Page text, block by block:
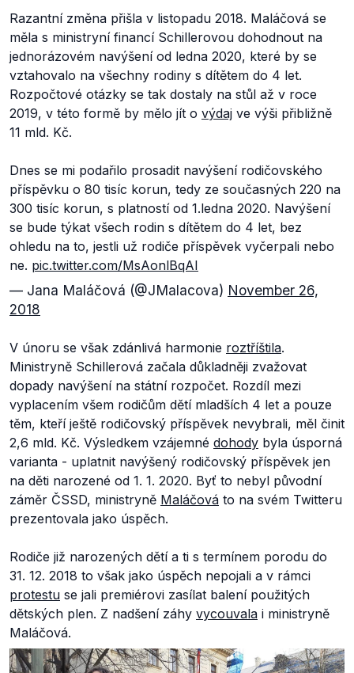
Razantní změna přišla v listopadu 2018. Maláčová se
měla s ministryní financí Schillerovou dohodnout na
jednorázovém navýšení od ledna 2020, které by se
vztahovalo na všechny rodiny s dítětem do 4 let.
Rozpočtové otázky se tak dostaly na stůl až v roce
2019, v této formě by mělo jít o výdaj ve výši přibližně
11 mld. Kč.
Dnes se mi podařilo prosadit navýšení rodičovského
příspěvku o 80 tisíc korun, tedy ze současných 220 na
300 tisíc korun, s platností od 1.ledna 2020. Navýšení
se bude týkat všech rodin s dítětem do 4 let, bez
ohledu na to, jestli už rodiče příspěvek vyčerpali nebo
ne. pic.twitter.com/MsAonlBqAI
— Jana Maláčová (@JMalacova) November 26,
2018
V únoru se však zdánlivá harmonie roztříštila.
Ministryně Schillerová začala důkladněji zvažovat
dopady navýšení na státní rozpočet. Rozdíl mezi
vyplacením všem rodičům dětí mladších 4 let a pouze
těm, kteří ještě rodičovský příspěvek nevybrali, měl činit
2,6 mld. Kč. Výsledkem vzájemné dohody byla úsporná
varianta - uplatnit navýšený rodičovský příspěvek jen
na děti narozené od 1. 1. 2020. Byť to nebyl původní
záměr ČSSD, ministryně Maláčová to na svém Twitteru
prezentovala jako úspěch.
Rodiče již narozených dětí a ti s termínem porodu do
31. 12. 2018 to však jako úspěch nepojali a v rámci
protestu se jali premiérovi zasílat balení použitých
dětských plen. Z nadšení záhy vycouvala i ministryně
Maláčová.